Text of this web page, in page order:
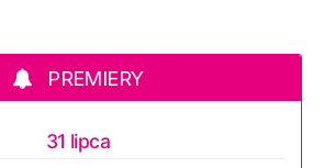
PREMIERY
31 lipca